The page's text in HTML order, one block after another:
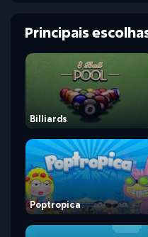
Principais
Billiards
Poptropica